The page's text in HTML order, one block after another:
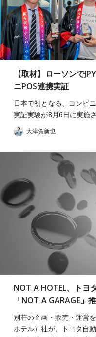
【取材】ローソンで
ニPOS連携実証
日本で初となる、コンビ
実証実験が8月6日に実施
大津賀新也
NOT A HOTEL、トヨ
「NOT A GARAGE」
別荘の企画・販売・運営
ホテル）社が、トヨタ自